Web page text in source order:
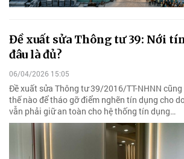
Đề xuất sửa Thông tư 39: Nới
đâu là đủ?
06/04/2026 15:05
Đề xuất sửa Thông tư 39/2016/TT-NHNN
thế nào để tháo gỡ điểm nghẽn tín dụng cho
vẫn phải giữ an toàn cho hệ thống tín dụng…